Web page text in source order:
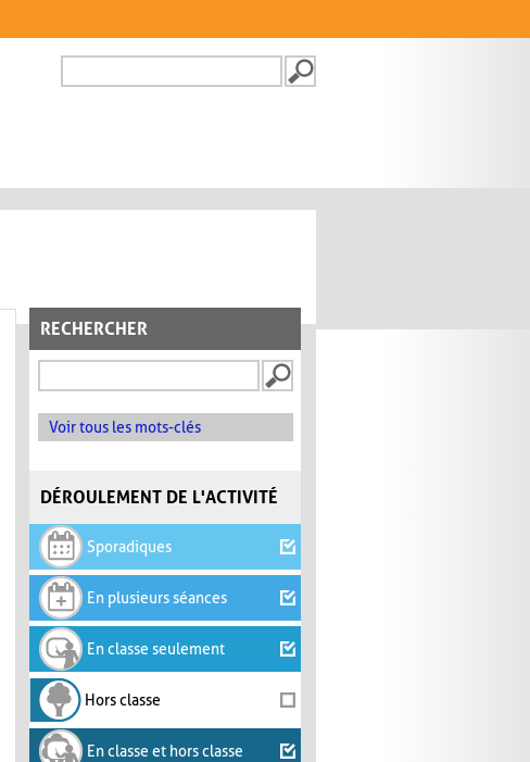
FORMULAIRE DE
RECHERCHER
Voir tous les mots-clés
DÉROULEMENT DE L'ACTIVITÉ
Sporadiques
En plusieurs séances
En classe seulement
Hors classe
En classe et hors classe